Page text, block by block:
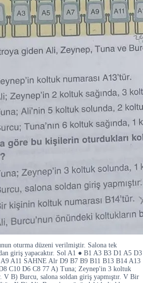
oturma düzeni verilmiştir. Salona tek
giriş yapacaktır. Sol A1 ● B1 A3 B3 D1 A5 D3
A11 SAHNE Alr D9 B7 B9 B11 B13 B14 A13
C10 D6 C8 77 A) Tuna; Zeynep'in 3 koltuk
V B) Burcu, salona soldan giriş yapmıştır. V Bir